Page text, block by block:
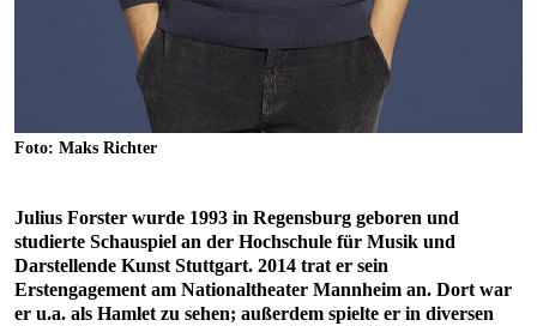
Foto: Maks Richter
Julius Forster wurde 1993 in Regensburg geboren und
studierte Schauspiel an der Hochschule für Musik und
Darstellende Kunst Stuttgart. 2014 trat er sein
Erstengagement am Nationaltheater Mannheim an. Dort war
er u.a. als Hamlet zu sehen; außerdem spielte er in diversen